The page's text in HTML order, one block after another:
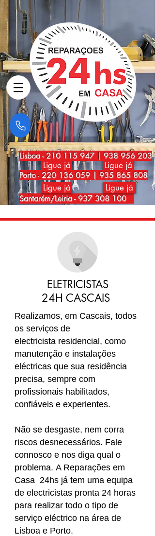
Ligue já Ligue já
Lisboa-210 115 947|938 956 203
Porto- 220 136 059 |935 865 808
Santarém/Leiria -937 308 100
Ligue já Ligue já
ELETRICISTAS
24H CASCAIS
Realizamos, em Cascais, todos
os serviços de
electricista residencial, como
manutenção e instalações
eléctricas que sua residência
precisa, sempre com
profissionais habilitados,
confiáveis e experientes.
Não se desgaste, nem corra
riscos desnecessários. Fale
connosco e nos diga qual o
problema. A Reparações em
Casa 24hs já tem uma equipa
de electricistas pronta 24 horas
para realizar todo o tipo de
serviço eléctrico na área de
Lisboa e Porto.